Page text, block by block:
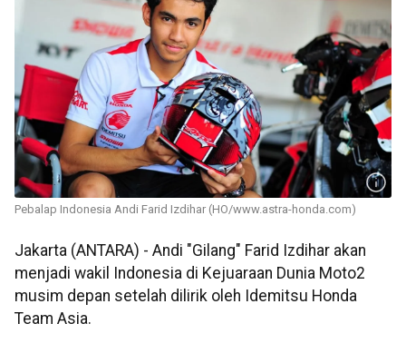
Pebalap Indonesia Andi Farid Izdihar (HO/www.astra-honda.com)
Jakarta (ANTARA) - Andi "Gilang" Farid Izdihar akan
menjadi wakil Indonesia di Kejuaraan Dunia Moto2
musim depan setelah dilirik oleh Idemitsu Honda
Team Asia.